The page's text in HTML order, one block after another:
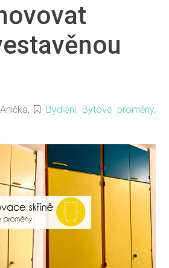
Anička, Bydlení, Bytové proměny,